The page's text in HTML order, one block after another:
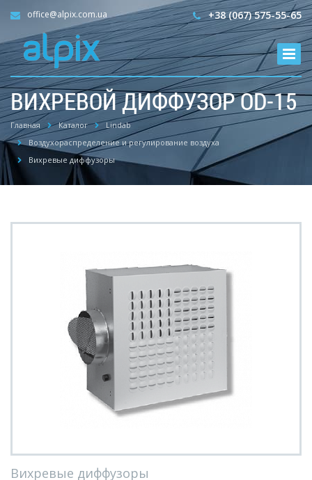
+38 (067) 575-55-65
office@alpix.com.ua
ВИХРЕВОЙ ДИФФУЗОР OD-15
Главная Каталог
Lindab
Воздухораспределение и регулирование воздуха
Вихревые диффузоры
Вихревые диффузоры